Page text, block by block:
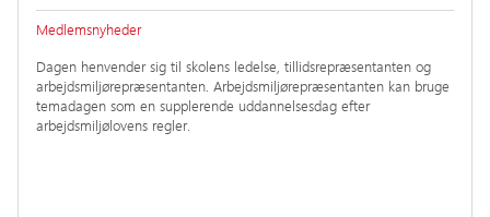
Medlemsnyheder
Dagen henvender sig til skolens ledelse, tillidsrepræsentanten og
arbejdsmiljørepræsentanten. Arbejdsmiljørepræsentanten kan bruge
temadagen som en supplerende uddannelsesdag efter
arbejdsmiljølovens regler.